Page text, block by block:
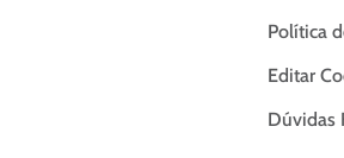
Política
Editar
Dúvidas